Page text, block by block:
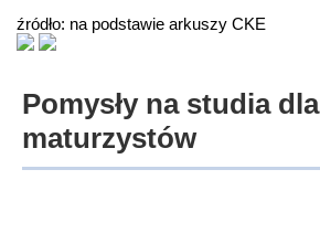
źródło: na podstawie arkuszy CKE
Pomysły na studia dla
maturzystów